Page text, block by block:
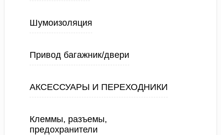
Шумоизоляция
Привод багажник/двери
АКСЕССУАРЫ И ПЕРЕХОДНИКИ
Клеммы, разъемы,
предохранители